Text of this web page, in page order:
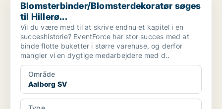
Blomsterbinder/Blomsterdekoratør søges
til Hillerø...
Vil du være med til at skrive endnu et kapitel i en
succeshistorie? EventForce har stor succes med at
binde flotte buketter i større varehuse, og derfor
mangler vi en dygtige medarbejdere med d..
Område
Aalborg SV